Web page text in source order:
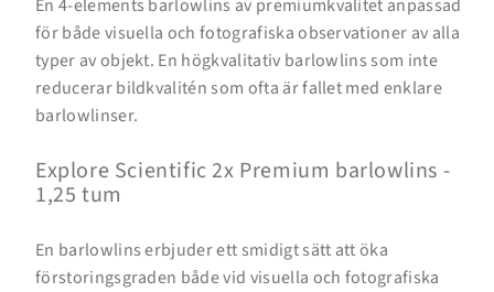
En 4-elements barlowlins av premiumkvalitet anpassad
för både visuella och fotografiska observationer av alla
typer av objekt. En högkvalitativ barlowlins som inte
reducerar bildkvalitén som ofta är fallet med enklare
barlowlinser.
Explore Scientific 2x Premium barlowlins -
1,25 tum
En barlowlins erbjuder ett smidigt sätt att öka
förstoringsgraden både vid visuella och fotografiska